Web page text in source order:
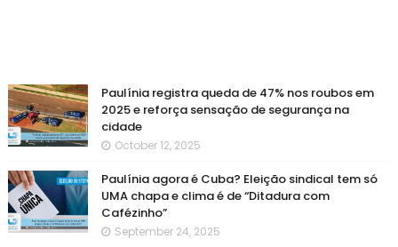
Paulínia registra queda de 47% nos roubos em
2025 e reforça sensação de segurança na
cidade
October 12, 2025
Paulínia agora é Cuba? Eleição sindical tem só
UMA chapa e clima é de “Ditadura com
Cafézinho”
September 24, 2025